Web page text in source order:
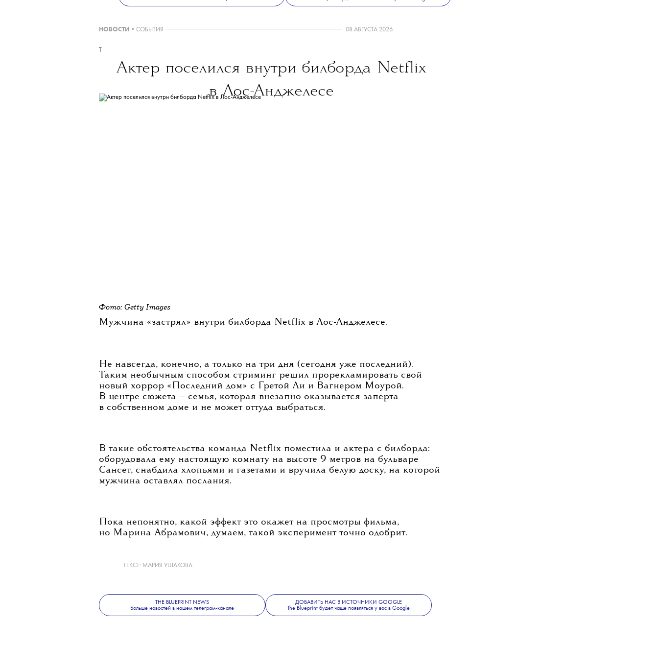
НОВОСТИ • СОБЫТИЯ 08 АВГУСТА 2026
Актер поселился внутри билборда Netflix
в Лос-Анджелесе
Фото: Getty Images
Мужчина «застрял» внутри билборда Netflix в Лос-Анджелесе.
Не навсегда, конечно, а только на три дня (сегодня уже последний).
Таким необычным способом стриминг решил прорекламировать свой
новый хоррор «Последний дом» с Гретой Ли и Вагнером Моурой.
В центре сюжета — семья, которая внезапно оказывается заперта
в собственном доме и не может оттуда выбраться.
В такие обстоятельства команда Netflix поместила и актера с билборда:
оборудовала ему настоящую комнату на высоте 9 метров на бульваре
Сансет, снабдила хлопьями и газетами и вручила белую доску, на которой
мужчина оставлял послания.
Пока непонятно, какой эффект это окажет на просмотры фильма,
но Марина Абрамович, думаем, такой эксперимент точно одобрит.
ТЕКСТ: МАРИЯ УШАКОВА
THE BLUEPRINT NEWS
Больше новостей в нашем телеграм-канале
ДОБАВИТЬ НАС В ИСТОЧНИКИ GOOGLE
The Blueprint будет чаще появляться у вас в Google